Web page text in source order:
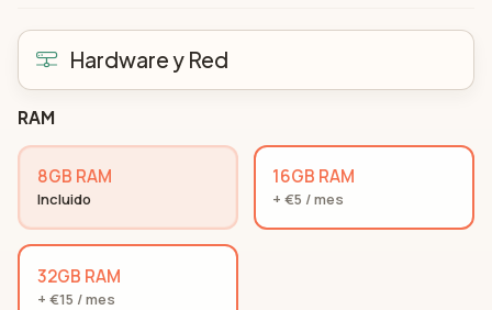
Hardware y Red
RAM
8GB RAM
Incluido
16GB RAM
+ €5 / mes
32GB RAM
+ €15 / mes